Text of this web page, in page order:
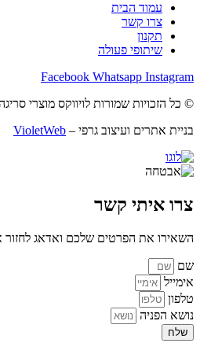
עמוד הבית
צרו קשר
תקנון
שיתופי פעולה
Facebook Whatsapp Instagram
© כל הזכויות שמורות לויווקס מוצרי
בניית אתרים ועיצוב גרפי – VioletWeb
צרו איתי קשר
השאירו את הפרטים שלכם ואדאג
שם
אימייל
טלפון
נושא הפניה
שלח